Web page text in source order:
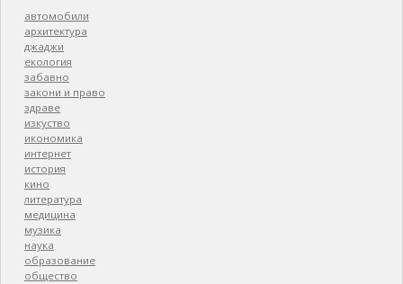
автомобили
архитектура
джаджи
екология
забавно
закони и право
здраве
изкуство
икономика
интернет
история
кино
литература
медицина
музика
наука
образование
общество